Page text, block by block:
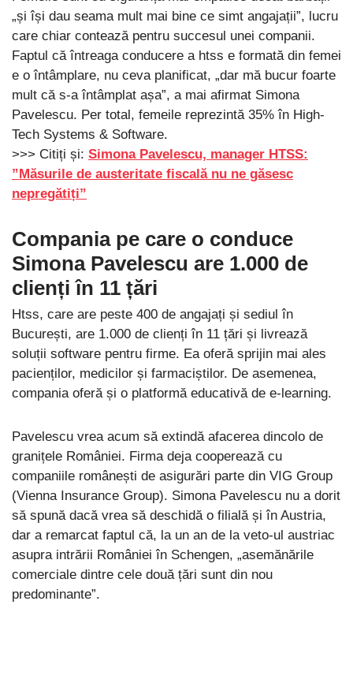
„și își dau seama mult mai bine ce simt angajații”, lucru
care chiar contează pentru succesul unei companii.
Faptul că întreaga conducere a htss e formată din femei
e o întâmplare, nu ceva planificat, „dar mă bucur foarte
mult că s-a întâmplat așa”, a mai afirmat Simona
Pavelescu. Per total, femeile reprezintă 35% în High-
Tech Systems & Software.
>>> Citiți și: Simona Pavelescu, manager HTSS:
”Măsurile de austeritate fiscală nu ne găsesc
nepregătiți”
Compania pe care o conduce
Simona Pavelescu are 1.000 de
clienți în 11 țări
Htss, care are peste 400 de angajați și sediul în
București, are 1.000 de clienți în 11 țări și livrează
soluții software pentru firme. Ea oferă sprijin mai ales
pacienților, medicilor și farmaciștilor. De asemenea,
compania oferă și o platformă educativă de e-learning.
Pavelescu vrea acum să extindă afacerea dincolo de
granițele României. Firma deja cooperează cu
companiile românești de asigurări parte din VIG Group
(Vienna Insurance Group). Simona Pavelescu nu a dorit
să spună dacă vrea să deschidă o filială și în Austria,
dar a remarcat faptul că, la un an de la veto-ul austriac
asupra intrării României în Schengen, „asemănările
comerciale dintre cele două țări sunt din nou
predominante”.